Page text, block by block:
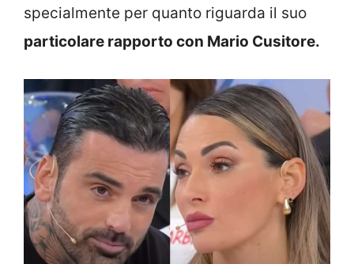
specialmente per quanto riguarda il suo
particolare rapporto con Mario Cusitore.